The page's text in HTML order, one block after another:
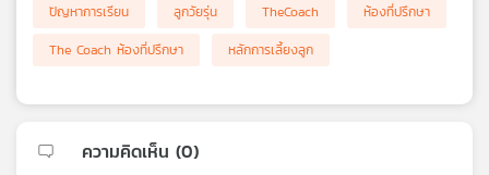
ปัญหาการเรียน
ลูกวัยรุ่น TheCoach
ห้องที่ปรึกษา
The Coach ห้องที่ปรึกษา
หลักการเลี้ยงลูก
ความคิดเห็น (0)